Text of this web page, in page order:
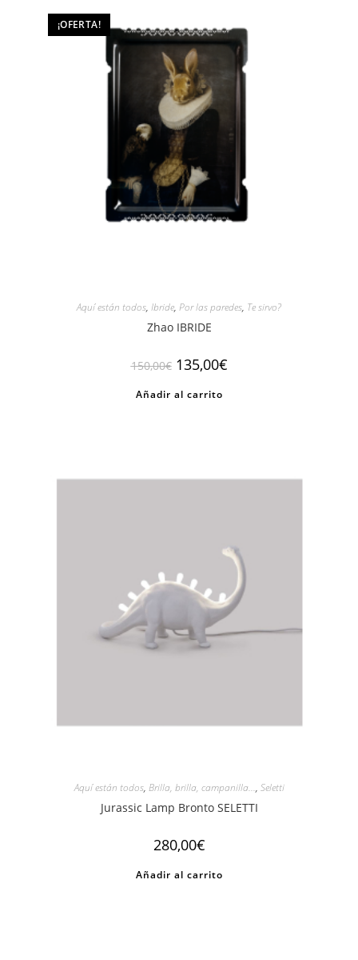
¡OFERTA!
Aquí están todos, Ibride, Por las paredes, Te sirvo?
Zhao IBRIDE
150,00€ El
precio
era:
135,00€El
precio
Añadir al carrito
Aquí están todos, Brilla, brilla, campanilla..., Seletti
Jurassic Lamp Bronto SELETTI
280,00€
Añadir al carrito